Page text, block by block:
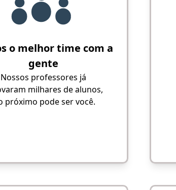
o melhor time com a
gente
Nossos professores já
milhares de alunos,
próximo pode ser você.